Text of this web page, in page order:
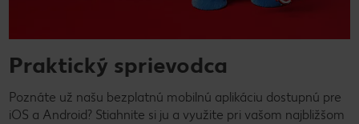
Praktický sprievodca
Poznáte už našu bezplatnú mobilnú aplikáciu dostupnú pre
iOS a Android? Stiahnite si ju a využite pri vašom najbližšom